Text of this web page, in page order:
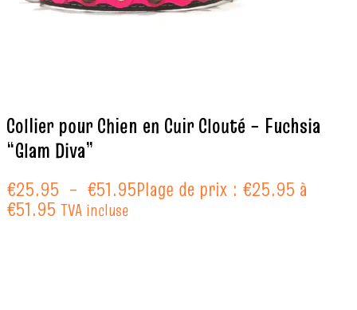
Collier pour Chien en Cuir Clouté – Fuchsia
“Glam Diva”
€25.95 – €51.95Plage de prix : €25.95 à
€51.95 TVA incluse